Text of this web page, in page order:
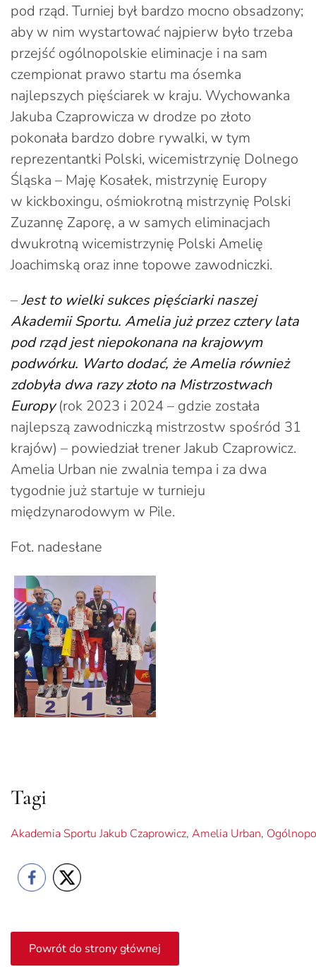
pod rząd. Turniej był bardzo mocno obsadzony;
aby w nim wystartować najpierw było trzeba
przejść ogólnopolskie eliminacje i na sam
czempionat prawo startu ma ósemka
najlepszych pięściarek w kraju. Wychowanka
Jakuba Czaprowicza w drodze po złoto
pokonała bardzo dobre rywalki, w tym
reprezentantki Polski, wicemistrzynię Dolnego
Śląska – Maję Kosałek, mistrzynię Europy
w kickboxingu, ośmiokrotną mistrzynię Polski
Zuzannę Zaporę, a w samych eliminacjach
dwukrotną wicemistrzynię Polski Amelię
Joachimską oraz inne topowe zawodniczki.
–Jest to wielki sukces pięściarki naszej
Akademii Sportu. Amelia już przez cztery lata
pod rząd jest niepokonana na krajowym
podwórku. Warto dodać, że Amelia również
zdobyła dwa razy złoto na Mistrzostwach
Europy (rok 2023 i 2024 – gdzie została
najlepszą zawodniczką mistrzostw spośród 31
krajów) – powiedział trener Jakub Czaprowicz.
Amelia Urban nie zwalnia tempa i za dwa
tygodnie już startuje w turnieju
międzynarodowym w Pile.
Fot. nadesłane
Tagi
Akademia Sportu Jakub Czaprowicz, Amelia Urban,
Powrót do strony głównej